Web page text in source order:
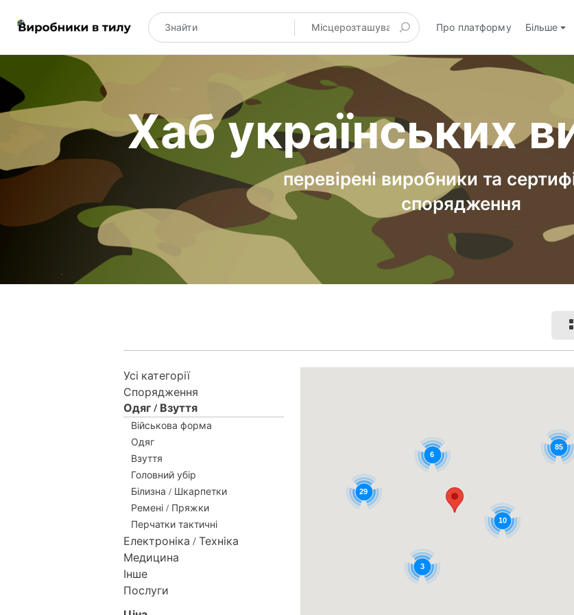
Про платформу Більше
Хаб українських
перевірені виробники та
спорядження
Усі категорії
Спорядження
Одяг / Взуття
Військова форма
Одяг
Взуття
Головний убір
Білизна / Шкарпетки
Ремені / Пряжки
Перчатки тактичні
Електроніка / Техніка
Медицина
Інше
Послуги
29
85
10
6
3